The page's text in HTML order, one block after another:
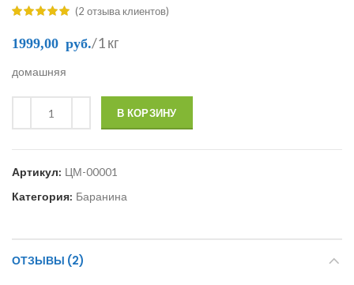
(2 отзыва клиентов)
1999,00 руб. /1 кг
домашняя
В КОРЗИНУ
Артикул: ЦМ-00001
Категория: Баранина
ОТЗЫВЫ (2)